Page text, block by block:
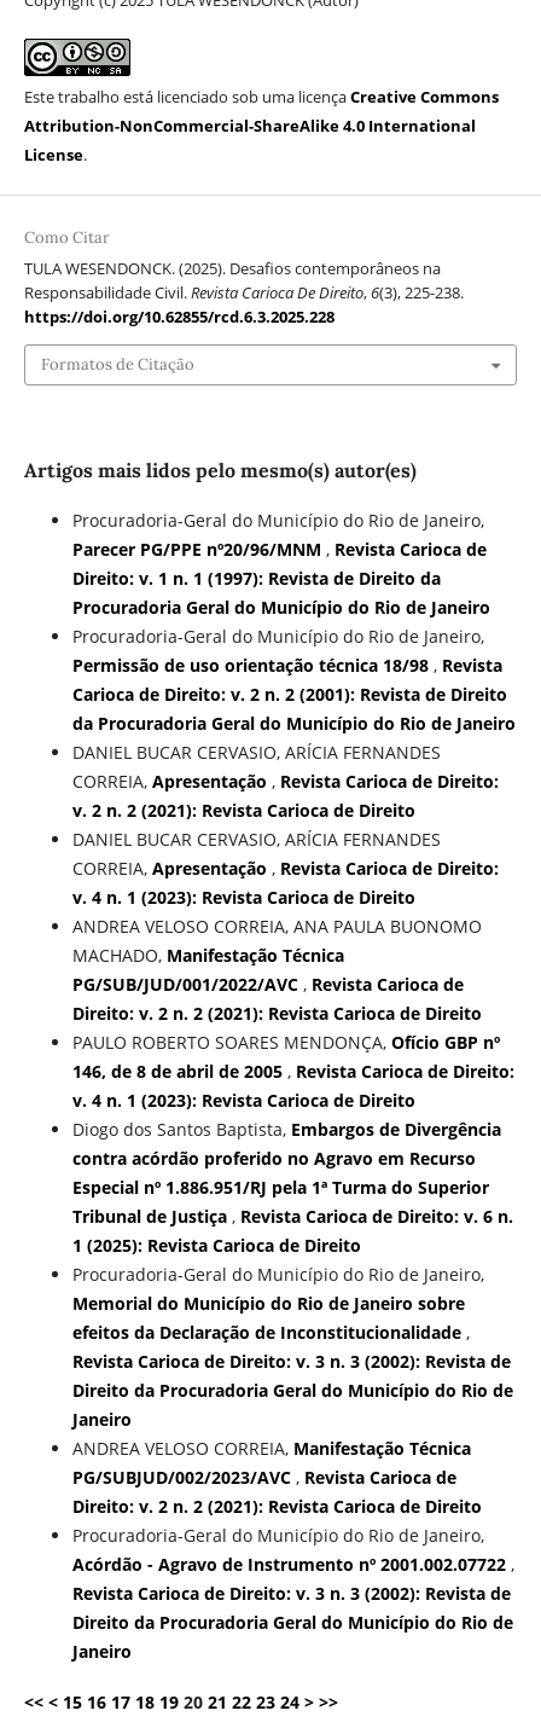
Este trabalho está licenciado sob uma licençaCreative Commons
Attribution-NonCommercial-ShareAlike 4.0 International
License.
Como Citar
TULA WESENDONCK. (2025). Desafios contemporâneos na
Responsabilidade Civil.Revista Carioca De Direito,6(3), 225-238.
https://doi.org/10.62855/rcd.6.3.2025.228
Formatos de Citação
Artigos mais lidos pelo mesmo(s) autor(es)
Procuradoria-Geral do Município do Rio de Janeiro,
Parecer PG/PPE nº20/96/MNM , Revista Carioca de
Direito: v. 1 n. 1 (1997): Revista de Direito da
Procuradoria Geral do Município do Rio de Janeiro
Procuradoria-Geral do Município do Rio de Janeiro,
Permissão de uso orientação técnica 18/98 , Revista
Carioca de Direito: v. 2 n. 2 (2001): Revista de Direito
da Procuradoria Geral do Município do Rio de Janeiro
DANIEL BUCAR CERVASIO, ARÍCIA FERNANDES
CORREIA, Apresentação , Revista Carioca de Direito:
v. 2 n. 2 (2021): Revista Carioca de Direito
DANIEL BUCAR CERVASIO, ARÍCIA FERNANDES
CORREIA, Apresentação , Revista Carioca de Direito:
v. 4 n. 1 (2023): Revista Carioca de Direito
ANDREA VELOSO CORREIA, ANA PAULA BUONOMO
MACHADO, Manifestação Técnica
PG/SUB/JUD/001/2022/AVC , Revista Carioca de
Direito: v. 2 n. 2 (2021): Revista Carioca de Direito
PAULO ROBERTO SOARES MENDONÇA, Ofício GBP nº
146, de 8 de abril de 2005 , Revista Carioca de Direito:
v. 4 n. 1 (2023): Revista Carioca de Direito
Diogo dos Santos Baptista, Embargos de Divergência
contra acórdão proferido no Agravo em Recurso
Especial nº 1.886.951/RJ pela 1ª Turma do Superior
Tribunal de Justiça , Revista Carioca de Direito: v. 6 n.
1 (2025): Revista Carioca de Direito
Procuradoria-Geral do Município do Rio de Janeiro,
Memorial do Município do Rio de Janeiro sobre
efeitos da Declaração de Inconstitucionalidade ,
Revista Carioca de Direito: v. 3 n. 3 (2002): Revista de
Direito da Procuradoria Geral do Município do Rio de
Janeiro
ANDREA VELOSO CORREIA, Manifestação Técnica
PG/SUBJUD/002/2023/AVC , Revista Carioca de
Direito: v. 2 n. 2 (2021): Revista Carioca de Direito
Procuradoria-Geral do Município do Rio de Janeiro,
Acórdão - Agravo de Instrumento nº 2001.002.07722 ,
Revista Carioca de Direito: v. 3 n. 3 (2002): Revista de
Direito da Procuradoria Geral do Município do Rio de
Janeiro
<< < 15 16 17 18 19 20 21 22 23 24 > >>